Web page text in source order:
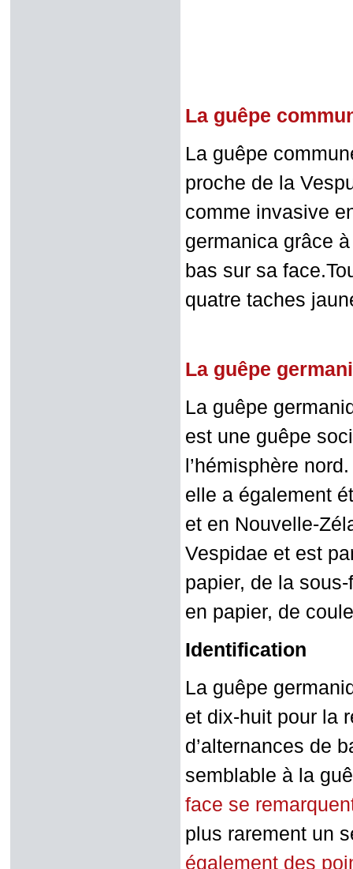
La guêpe
La guêpe
proche de la
comme invasive
germanica grâce
bas sur sa
quatre taches
La guêpe
La guêpe
est une guêpe
l’hémisphère
elle a également
et en Nouvelle-
Vespidae et est
papier, de la
en papier, de
Identification
La guêpe
et dix-huit pour la
d’alternances de
semblable à la
face se
plus rarement un
également des